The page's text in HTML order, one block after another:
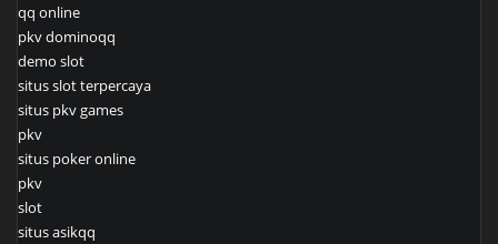
qq online
pkv dominoqq
demo slot
situs slot terpercaya
situs pkv games
pkv
situs poker online
pkv
slot
situs asikqq